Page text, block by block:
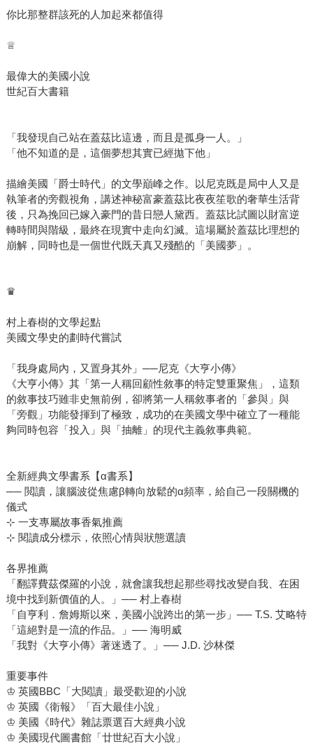
你比那整群該死的人加起來都值得
♕
最偉大的美國小說
世紀百大書籍
「我發現自己站在蓋茲比這邊，而且是孤身一人。」
「他不知道的是，這個夢想其實已經拋下他」
描繪美國「爵士時代」的文學巔峰之作。以尼克既是局中人又是
執筆者的旁觀視角，講述神秘富豪蓋茲比夜夜笙歌的奢華生活背
後，只為挽回已嫁入豪門的昔日戀人黛西。蓋茲比試圖以財富逆
轉時間與階級，最終在現實中走向幻滅。這場屬於蓋茲比理想的
崩解，同時也是一個世代既天真又殘酷的「美國夢」。
♛
村上春樹的文學起點
美國文學史的劃時代嘗試
「我身處局內，又置身其外」──尼克《大亨小傳》
《大亨小傳》其「第一人稱回顧性敘事的特定雙重聚焦」，這類
的敘事技巧雖非史無前例，卻將第一人稱敘事者的「參與」與
「旁觀」功能發揮到了極致，成功的在美國文學中確立了一種能
夠同時包容「投入」與「抽離」的現代主義敘事典範。
全新經典文學書系【α書系】
── 閲讀，讓腦波從焦慮β轉向放鬆的α頻率，給自己一段關機的
儀式
⊹ 一支專屬故事香氣推薦
⊹ 閱讀成分標示，依照心情與狀態選讀
各界推薦
「翻譯費茲傑羅的小說，就會讓我想起那些尋找改變自我、在困
境中找到新價值的人。」── 村上春樹
「自亨利．詹姆斯以來，美國小說跨出的第一步」── T.S. 艾略特
「這絕對是一流的作品。」── 海明威
「我對《大亨小傳》著迷透了。」── J.D. 沙林傑
重要事件
♔ 英國BBC「大閱讀」最受歡迎的小說
♔ 英國《衛報》「百大最佳小說」
♔ 美國《時代》雜誌票選百大經典小說
♔ 美國現代圖書館「廿世紀百大小說」